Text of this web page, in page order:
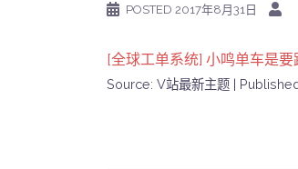
POSTED 2017年8月31日
[全球工单系统] 小鸣单车是要
Source: V站最新主题